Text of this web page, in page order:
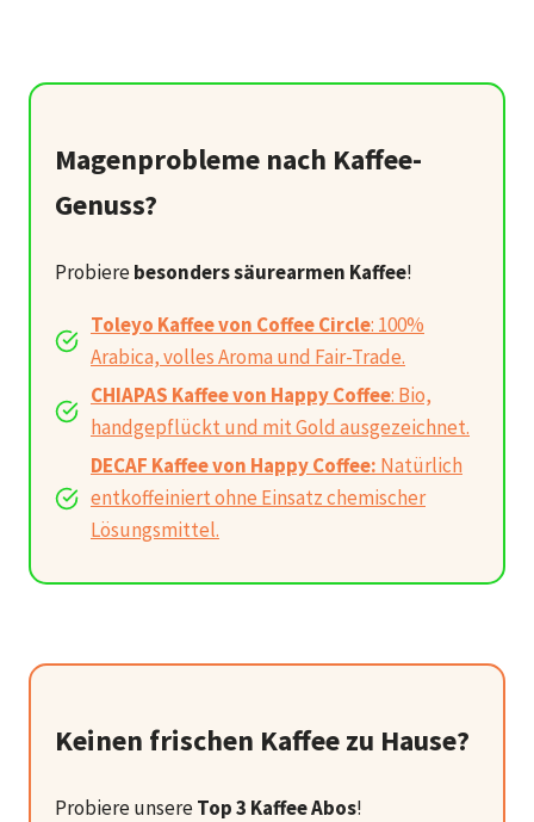
Magenprobleme nach Kaffee-
Genuss?
Probierebesonders säurearmen Kaffee!
Toleyo Kaffee von Coffee Circle: 100%
Arabica, volles Aroma und Fair-Trade.
CHIAPAS Kaffee von Happy Coffee: Bio,
handgepflückt und mit Gold ausgezeichnet.
DECAF Kaffee von Happy Coffee: Natürlich
entkoffeiniert ohne Einsatz chemischer
Lösungsmittel.
Keinen frischen Kaffee zu Hause?
Probiere unsereTop 3 Kaffee Abos!